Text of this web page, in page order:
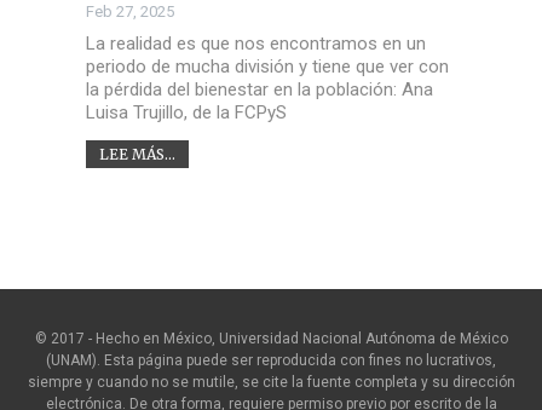
Feb 27, 2025
La realidad es que nos encontramos en un
periodo de mucha división y tiene que ver con
la pérdida del bienestar en la población: Ana
Luisa Trujillo, de la FCPyS
LEE MÁS...
© 2017 - Hecho en México, Universidad Nacional Autónoma de México
(UNAM). Esta página puede ser reproducida con fines no lucrativos,
siempre y cuando no se mutile, se cite la fuente completa y su dirección
electrónica. De otra forma, requiere permiso previo por escrito de la